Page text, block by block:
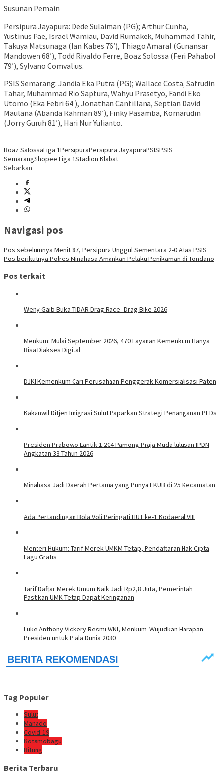
Susunan Pemain
Persipura Jayapura: Dede Sulaiman (PG); Arthur Cunha,
Yustinus Pae, Israel Wamiau, David Rumakek, Muhammad Tahir,
Takuya Matsunaga (Ian Kabes 76′), Thiago Amaral (Gunansar
Mandowen 68′), Todd Rivaldo Ferre, Boaz Solossa (Feri Pahabol
79′), Sylvano Comvalius.
PSIS Semarang: Jandia Eka Putra (PG); Wallace Costa, Safrudin
Tahar, Muhammad Rio Saptura, Wahyu Prasetyo, Fandi Eko
Utomo (Eka Febri 64′), Jonathan Cantillana, Septian David
Maulana (Abanda Rahman 89′), Finky Pasamba, Komarudin
(Jorry Guruh 81′), Hari Nur Yulianto.
Boaz SalossaLiga 1PersipuraPersipura JayapuraPSISPSIS
SemarangShopee Liga 1Stadion Klabat
Sebarkan
Navigasi pos
Pos sebelumnya Menit 87, Persipura Unggul Sementara 2-0 Atas PSIS
Pos berikutnya Polres Minahasa Amankan Pelaku Penikaman di Tondano
Pos terkait
Weny Gaib Buka TIDAR Drag Race–Drag Bike 2026
Menkum: Mulai September 2026, 470 Layanan Kemenkum Hanya
Bisa Diakses Digital
DJKI Kemenkum Cari Perusahaan Penggerak Komersialisasi Paten
Kakanwil Ditjen Imigrasi Sulut Paparkan Strategi Penanganan PFDs
Presiden Prabowo Lantik 1.204 Pamong Praja Muda lulusan IPDN
Angkatan 33 Tahun 2026
Minahasa Jadi Daerah Pertama yang Punya FKUB di 25 Kecamatan
Ada Pertandingan Bola Voli Peringati HUT ke-1 Kodaeral VIII
Menteri Hukum: Tarif Merek UMKM Tetap, Pendaftaran Hak Cipta
Lagu Gratis
Tarif Daftar Merek Umum Naik Jadi Rp2,8 Juta, Pemerintah
Pastikan UMK Tetap Dapat Keringanan
Luke Anthony Vickery Resmi WNI, Menkum: Wujudkan Harapan
Presiden untuk Piala Dunia 2030
Tag Populer
Sulut
Manado
Covid-19
Kotamobagu
Bitung
Berita Terbaru